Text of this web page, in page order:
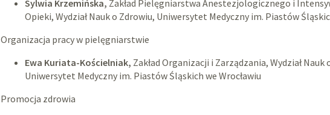
Sylwia Krzemińska, Zakład Pielęgniarstwa Anestezjologicznego i
Opieki, Wydział Nauk o Zdrowiu, Uniwersytet Medyczny im. Piastów
Organizacja pracy w pielęgniarstwie
Ewa Kuriata-Kościelniak, Zakład Organizacji i Zarządzania, Wydział Nauk
Uniwersytet Medyczny im. Piastów Śląskich we Wrocławiu
Promocja zdrowia